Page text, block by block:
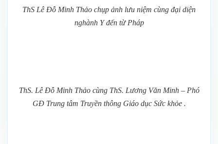
ThS Lê Đỗ Minh Thảo chụp ảnh lưu niệm cùng đại diện
nghành Y đến từ Pháp
ThS. Lê Đỗ Minh Thảo cùng ThS. Lương Văn Minh – Phó
GĐ Trung tâm Truyền thông Giáo dục Sức khỏe .